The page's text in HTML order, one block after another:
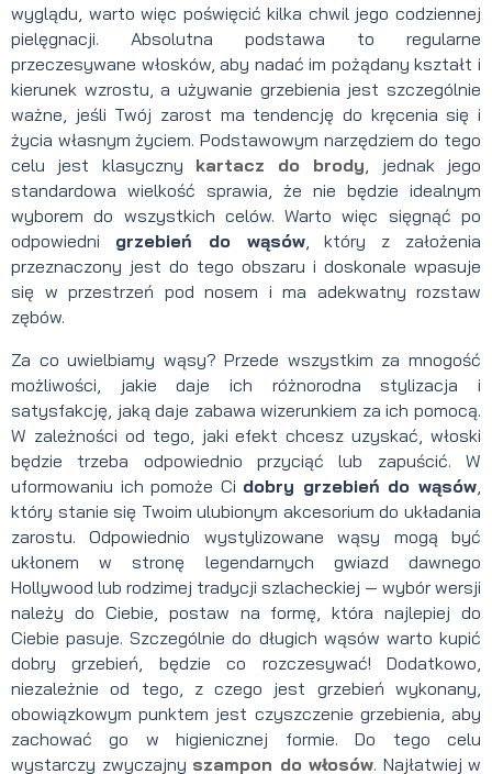
wyglądu, warto więc poświęcić kilka chwil jego codziennej
pielęgnacji. Absolutna podstawa to regularne
przeczesywane włosków, aby nadać im pożądany kształt i
kierunek wzrostu, a używanie grzebienia jest szczególnie
ważne, jeśli Twój zarost ma tendencję do kręcenia się i
życia własnym życiem. Podstawowym narzędziem do tego
celu jest klasyczny kartacz do brody , jednak jego
standardowa wielkość sprawia, że nie będzie idealnym
wyborem do wszystkich celów. Warto więc sięgnąć po
odpowiedni grzebień do wąsów, który z założenia
przeznaczony jest do tego obszaru i doskonale wpasuje
się w przestrzeń pod nosem i ma adekwatny rozstaw
zębów.
Za co uwielbiamy wąsy? Przede wszystkim za mnogość
możliwości, jakie daje ich różnorodna stylizacja i
satysfakcję, jaką daje zabawa wizerunkiem za ich pomocą.
W zależności od tego, jaki efekt chcesz uzyskać, włoski
będzie trzeba odpowiednio przyciąć lub zapuścić. W
uformowaniu ich pomoże Ci dobry grzebień do wąsów
który stanie się Twoim ulubionym akcesorium do układania
zarostu. Odpowiednio wystylizowane wąsy mogą być
ukłonem w stronę legendarnych gwiazd dawnego
Hollywood lub rodzimej tradycji szlacheckiej — wybór wersji
należy do Ciebie, postaw na formę, która najlepiej do
Ciebie pasuje. Szczególnie do długich wąsów warto kupić
dobry grzebień, będzie co rozczesywać! Dodatkowo,
niezależnie od tego, z czego jest grzebień wykonany,
obowiązkowym punktem jest czyszczenie grzebienia, aby
zachować go w higienicznej formie. Do tego celu
wystarczy zwyczajny szampon do włosów. Najłatwiej w